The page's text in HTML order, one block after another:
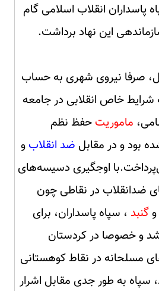
پاسداران انقلاب اسلامی گام
این نهاد برداشت.
صرفا نیروی شهری به حساب
شرایط خاص انقلابی در جامعه
ماموریت حفظ نظم
بود و در مقابل ضد انقلاب و
اوجگیری دسیسه‌های
ضدانقلاب در نقاطی چون
و گنبد ، سپاه پاسداران، برای
شد و خصوصا در کردستان
مسلحانه در نقاط کوهستانی
سپاه به طور جدی مقابل اشرار